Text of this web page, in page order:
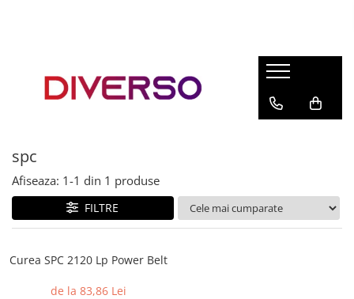
ASA
SILK
HIPS
PMMA
spc
Afiseaza: 1-1 din 1 produse
FILTRE
Curea SPC 2120 Lp Power Belt
de la 83,86 Lei